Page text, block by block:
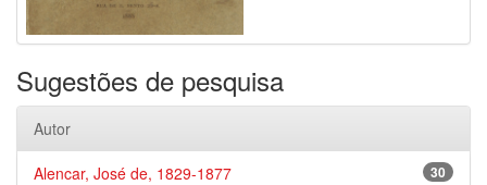
Sugestões de pesquisa
Autor
30
Alencar, José de, 1829-1877